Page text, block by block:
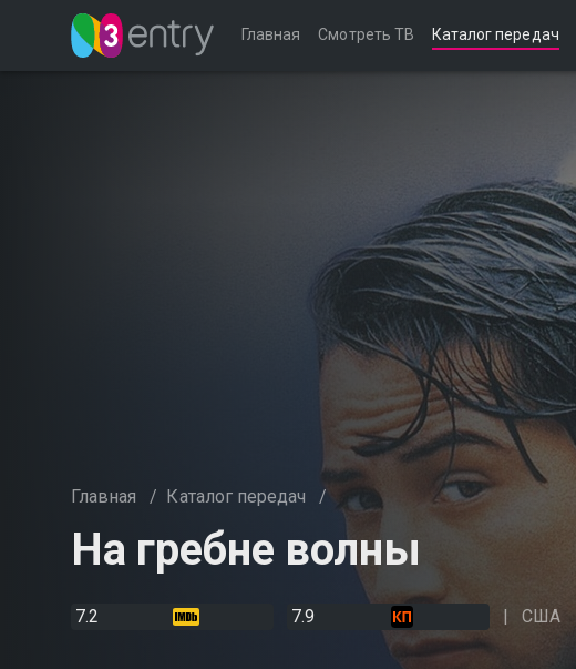
Главная Смотреть ТВ Каталог передач
Главная / Каталог передач /
На гребне волны
7.2 7.9 США